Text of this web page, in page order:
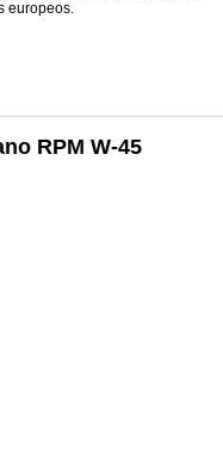
europeos.
RPM W-45